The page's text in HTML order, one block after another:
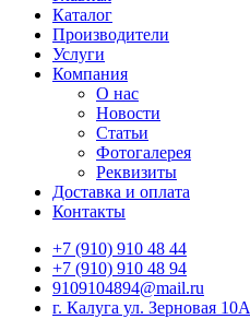
Каталог
Производители
Услуги
Компания
О нас
Новости
Статьи
Фотогалерея
Реквизиты
Доставка и оплата
Контакты
+7 (910) 910 48 44
+7 (910) 910 48 94
9109104894@mail.ru
г. Калуга ул. Зерновая 10А